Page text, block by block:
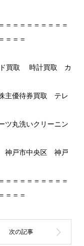
＝＝＝＝＝＝＝＝＝
＝＝＝
買取 時計買取 カ
主優待券買取 テレ
丸洗いクリーニン
神戸市中央区 神戸
＝＝＝＝＝＝＝＝＝
＝＝＝